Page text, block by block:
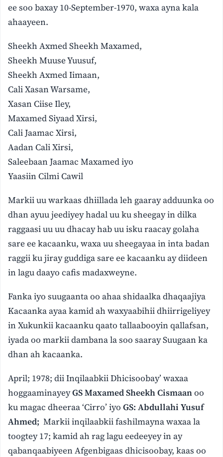
ee soo baxay 10-September-1970, waxa ayna kala
ahaayeen.
Sheekh Axmed Sheekh Maxamed,
Sheekh Muuse Yuusuf,
Sheekh Axmed Iimaan,
Cali Xasan Warsame,
Xasan Ciise Iley,
Maxamed Siyaad Xirsi,
Cali Jaamac Xirsi,
Aadan Cali Xirsi,
Saleebaan Jaamac Maxamed iyo
Yaasiin Cilmi Cawil
Markii uu warkaas dhiillada leh gaaray adduunka oo
dhan ayuu jeediyey hadal uu ku sheegay in dilka
raggaasi uu uu dhacay hab uu isku raacay golaha
sare ee kacaanku, waxa uu sheegayaa in inta badan
raggii ku jiray guddiga sare ee kacaanku ay diideen
in lagu daayo cafis madaxweyne.
Fanka iyo suugaanta oo ahaa shidaalka dhaqaajiya
Kacaanka ayaa kamid ah waxyaabihii dhiirrigeliyey
in Xukunkii kacaanku qaato tallaabooyin qallafsan,
iyada oo markii dambana la soo saaray Suugaan ka
dhan ah kacaanka.
April; 1978; dii Inqilaabkii Dhicisoobay’ waxaa
hoggaaminayeyGS Maxamed Sheekh Cismaanoo
ku magac dheeraa ‘Cirro’ iyoGS: Abdullahi Yusuf
Ahmed; Markii inqilaabkii fashilmayna waxaa la
toogtey 17; kamid ah rag lagu eedeeyey in ay
qabanqaabiyeen Afgenbigaas dhicisoobay, kaas oo